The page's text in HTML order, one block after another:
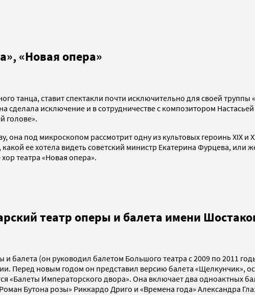
«Новая опера»
танца, ставит спектакли почти исключительно для своей
сделала исключение и в сотрудничестве с композитором
голове».
под микроскопом рассмотрит одну из культовых героинь XIX
ее хотела видеть советский министр Екатерина Фурцева, или
театра «Новая опера».
театр оперы и балета имени
балета (он руководил балетом Большого театра с 2009 по 2011
Перед новым годом он представил версию балета «Щелкунчик»,
«Балеты Императорского двора». Она включает два одноактных
Бутона розы» Риккардо Дриго и «Времена года» Александра